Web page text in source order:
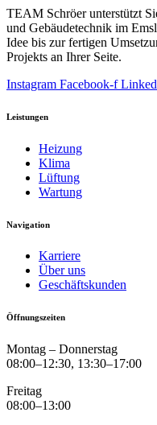
TEAM Schröer unterstützt
und Gebäudetechnik im
Idee bis zur fertigen
Projekts an Ihrer Seite.
Instagram Facebook-f
Leistungen
Heizung
Klima
Lüftung
Wartung
Navigation
Karriere
Über uns
Geschäftskunden
Öffnungszeiten
Montag – Donnerstag
08:00–12:30, 13:30–17:00
Freitag
08:00–13:00